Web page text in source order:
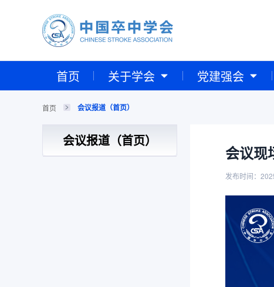
首页 关于学会 党建强会
首页 会议报道（首页）
会议报道（首页）
会议现
发布时间：